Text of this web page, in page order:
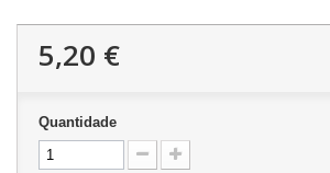
5,20 €
Quantidade